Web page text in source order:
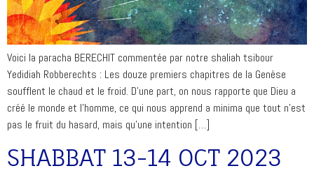
Voici la paracha BERECHIT commentée par notre shaliah tsibour
Yedidiah Robberechts : Les douze premiers chapitres de la Genèse
soufflent le chaud et le froid. D’une part, on nous rapporte que Dieu a
créé le monde et l’homme, ce qui nous apprend a minima que tout n’est
pas le fruit du hasard, mais qu’une intention […]
SHABBAT 13-14 OCT 2023